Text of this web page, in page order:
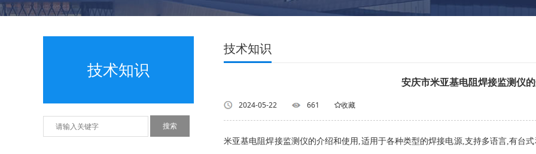
技术知识
技术知识
安庆市米亚基电阻焊接监测仪
2024-05-22 661 收藏
米亚基电阻焊接监测仪的介绍和使用,适用于各种类型的焊接电源,支持多语言,有台